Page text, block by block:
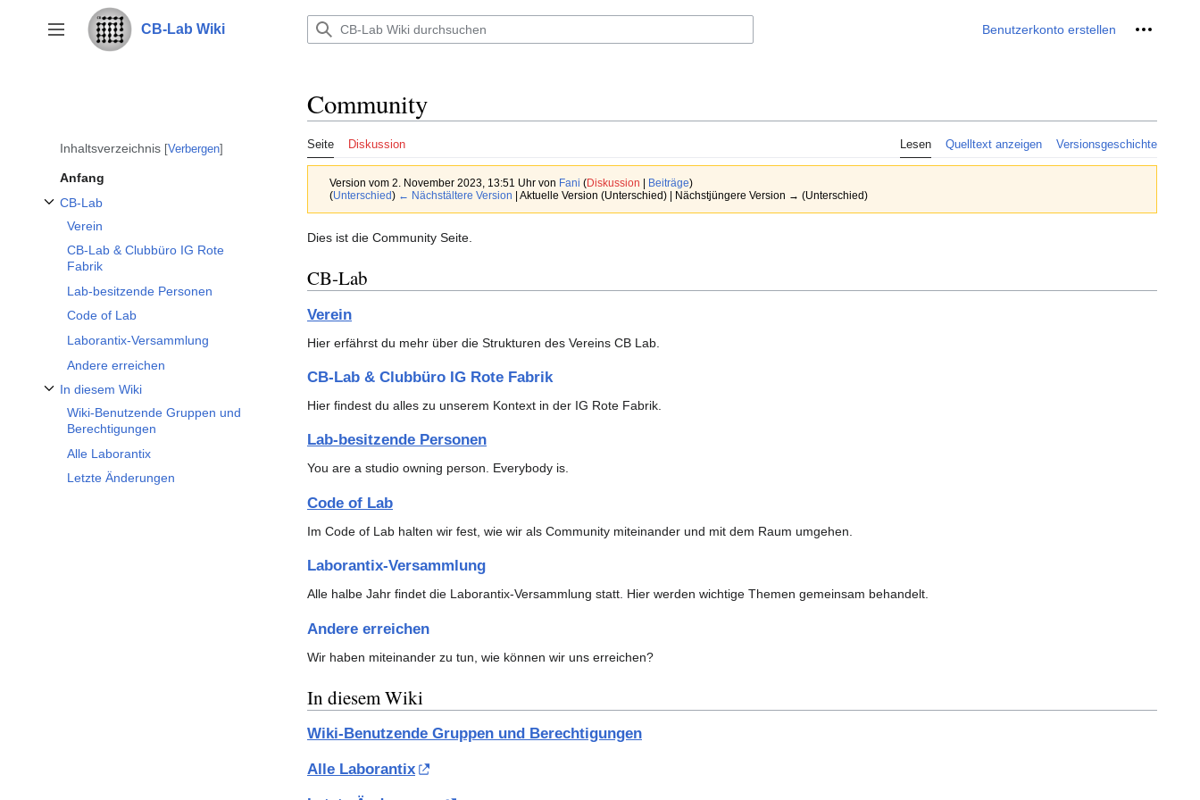
Inhalt
springen
Seitenleiste umschalten
CB-Lab Wiki Benutzerkonto erstellen Meine
Inhaltsverzeichnis Verbergen
Anfang
CB-Lab
Verein
CB-Lab & Clubbüro IG Rote
Fabrik
Lab-besitzende Personen
Code of Lab
Laborantix-Versammlung
Andere erreichen
In diesem Wiki
Wiki-Benutzende Gruppen und
Berechtigungen
Alle Laborantix
Letzte Änderungen
Community
Seite Diskussion Lesen Quelltext anzeigen Versionsgeschichte
Version vom 2. November 2023, 13:51 Uhr von Fani (Diskussion | Beiträge)
(Unterschied) ← Nächstältere Version | Aktuelle Version (Unterschied) | Nächstjüngere Version → (Unterschied)
Dies ist die Community Seite.
CB-Lab
Verein
Hier erfährst du mehr über die Strukturen des Vereins CB Lab.
CB-Lab & Clubbüro IG Rote Fabrik
Hier findest du alles zu unserem Kontext in der IG Rote Fabrik.
Lab-besitzende Personen
You are a studio owning person. Everybody is.
Code of Lab
Im Code of Lab halten wir fest, wie wir als Community miteinander und mit dem Raum umgehen.
Laborantix-Versammlung
Alle halbe Jahr findet die Laborantix-Versammlung statt. Hier werden wichtige Themen gemeinsam behandelt.
Andere erreichen
Wir haben miteinander zu tun, wie können wir uns erreichen?
In diesem Wiki
Wiki-Benutzende Gruppen und Berechtigungen
Alle Laborantix